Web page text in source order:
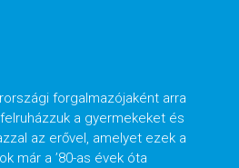
forgalmazójaként arra
a gyermekeket és
az erővel, amelyet ezek a
már a ’80-as évek óta